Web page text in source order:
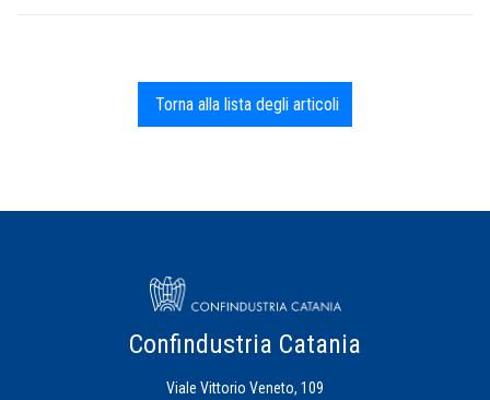
Torna alla lista degli articoli
Confindustria Catania
Viale Vittorio Veneto, 109